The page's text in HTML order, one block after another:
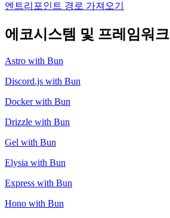
엔트리포인트 경로 가져오기
에코시스템 및 프레임워크
Astro with Bun
Discord.js with Bun
Docker with Bun
Drizzle with Bun
Gel with Bun
Elysia with Bun
Express with Bun
Hono with Bun